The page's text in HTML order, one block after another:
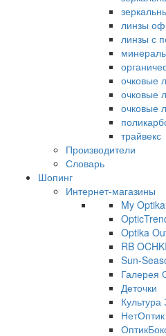
линзы
линзы с
очковые
очковые
очковые
трайвекс
Производители
Словарь
Шопинг
Интернет-магазины
My Optika
Optika
RB OCHKI
Sun-
Галерея
Деточки
Культура
НетОптик